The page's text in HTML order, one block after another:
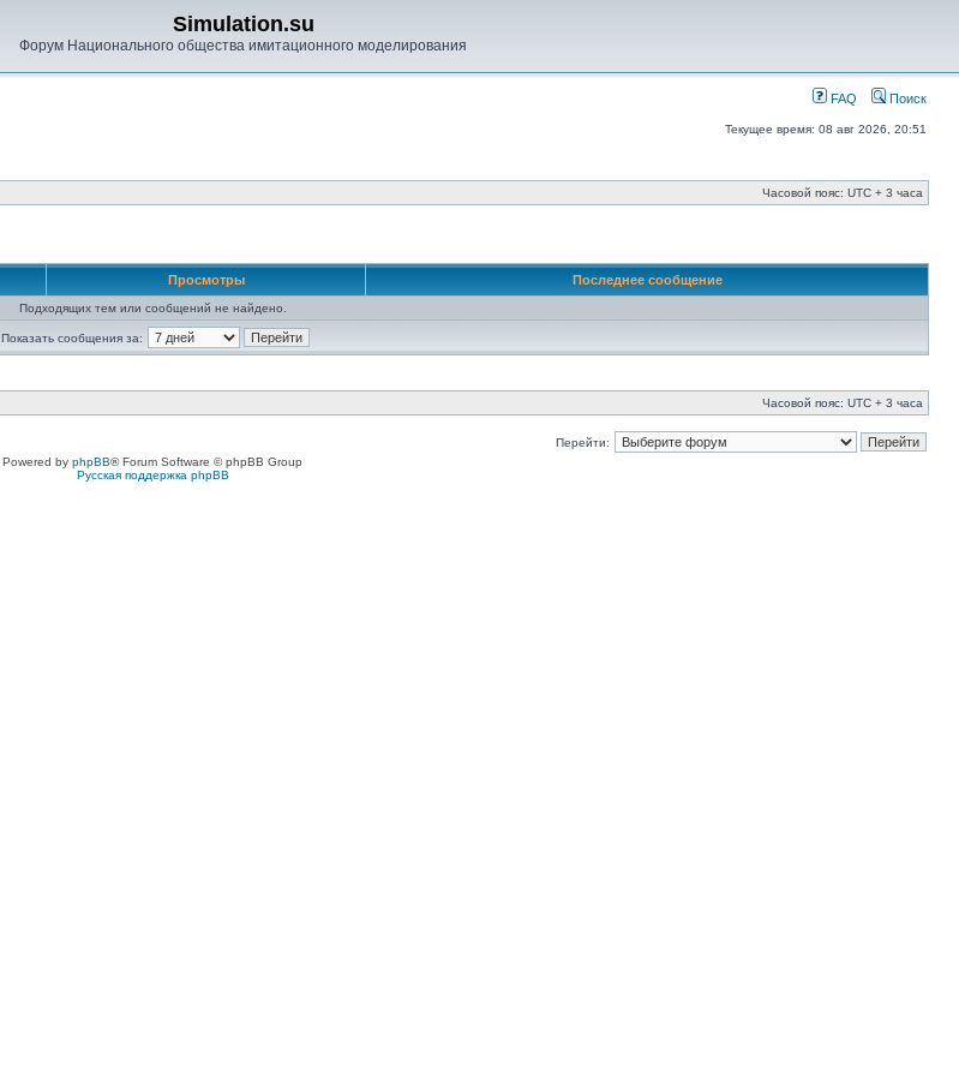
Simulation.su
Форум Национального общества имитационного моделирования
FAQ Поиск
Текущее время: 08 авг 2026, 20:51
Часовой пояс: UTC + 3 часа
Просмотры Последнее сообщение
Подходящих тем или сообщений не найдено.
Показать сообщения за:
Часовой пояс: UTC + 3 часа
Перейти:
Powered by phpBB® Forum Software © phpBB Group
Русская поддержка phpBB